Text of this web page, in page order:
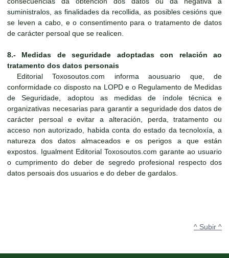
suministralos, as finalidades da recollida, as posibles cesións que
se leven a cabo, e o consentimento para o tratamento de datos
de carácter persoal que se realicen.
8.- Medidas de seguridade adoptadas con relación ao
tratamento dos datos personais
Editorial Toxosoutos.com informa aousuario que, de
conformidade co disposto na LOPD e o Regulamento de Medidas
de Seguridade, adoptou as medidas de índole técnica e
organizativas necesarias para garantir a seguridade dos datos de
carácter persoal e evitar a alteración, perda, tratamento ou
acceso non autorizado, habida conta do estado da tecnoloxía, a
natureza dos datos almaceados e os perigos a que están
expostos. Igualment Editorial Toxosoutos.com garante ao usuario
o cumprimento do deber de segredo profesional respecto dos
datos persoais dos usuarios e do deber de gardalos.
^ Subir ^